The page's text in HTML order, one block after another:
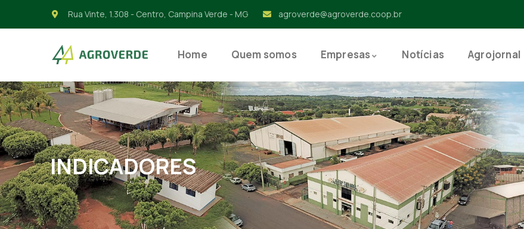
Rua Vinte, 1.308 - Centro, Campina Verde - MG agroverde@agroverde.coop.br
Home Quem somos Empresas Notícias Agrojornal
INDICADORES